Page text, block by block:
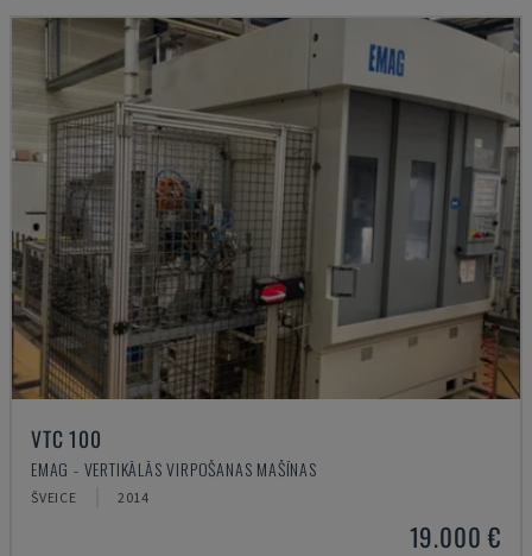
VTC 100
EMAG - VERTIKĀLĀS VIRPOŠANAS MAŠĪNAS
ŠVEICE 2014
19.000 €